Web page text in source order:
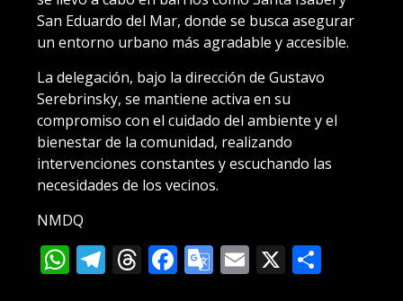
San Eduardo del Mar, donde se busca asegurar
un entorno urbano más agradable y accesible.
La delegación, bajo la dirección de Gustavo
Serebrinsky, se mantiene activa en su
compromiso con el cuidado del ambiente y el
bienestar de la comunidad, realizando
intervenciones constantes y escuchando las
necesidades de los vecinos.
NMDQ
WhatsApp
Telegram
Threads
Facebook
Google
Email
X